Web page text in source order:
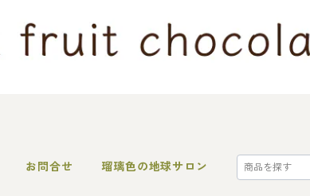
お問合せ 瑠璃色の地球サロン